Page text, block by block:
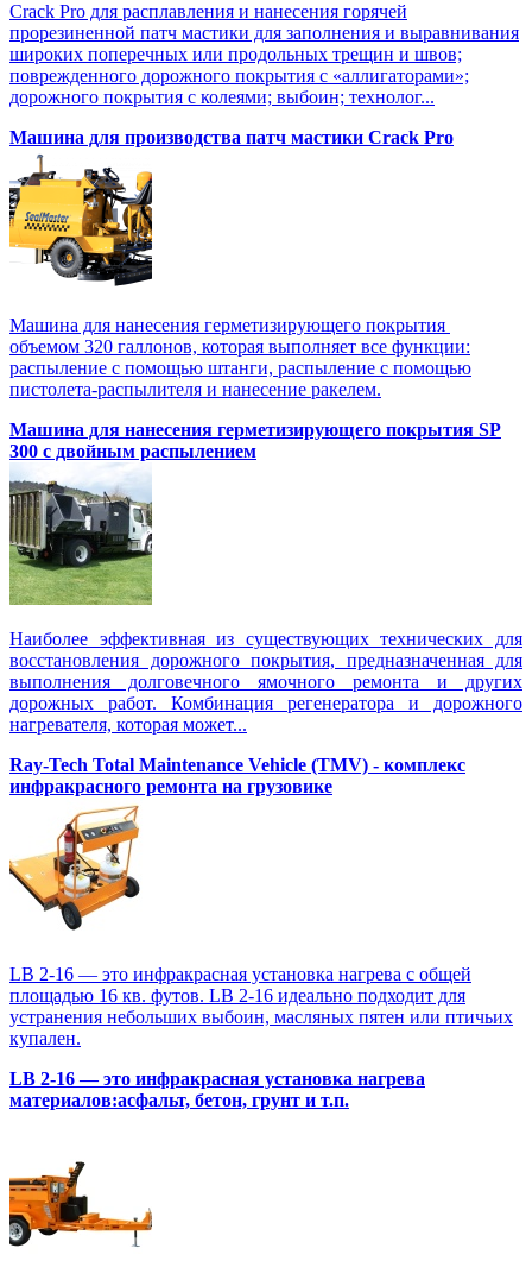
Crack Pro для расплавления и нанесения горячей
прорезиненной патч мастики для заполнения и выравнивания
широких поперечных или продольных трещин и швов;
поврежденного дорожного покрытия с «аллигаторами»;
дорожного покрытия с колеями; выбоин; технолог...
Машина для производства патч мастики Crack Pro
Машина для нанесения герметизирующего покрытия
объемом 320 галлонов, которая выполняет все функции:
распыление с помощью штанги, распыление с помощью
пистолета-распылителя и нанесение ракелем.
Машина для нанесения герметизирующего покрытия SP
300 с двойным распылением
Наиболее эффективная из существующих технических для
восстановления дорожного покрытия, предназначенная для
выполнения долговечного ямочного ремонта и других
дорожных работ. Комбинация регенератора и дорожного
нагревателя, которая может...
Ray-Tech Total Maintenance Vehicle (TMV) - комплекс
инфракрасного ремонта на грузовике
LB 2-16 — это инфракрасная установка нагрева с общей
площадью 16 кв. футов. LB 2-16 идеально подходит для
устранения небольших выбоин, масляных пятен или птичьих
купален.
LB 2-16 — это инфракрасная установка нагрева
материалов:асфальт, бетон, грунт и т.п.